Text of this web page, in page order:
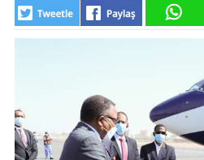
BELEDİYELER
GALERİ